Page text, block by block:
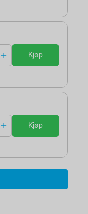
Kjøp
Kjøp